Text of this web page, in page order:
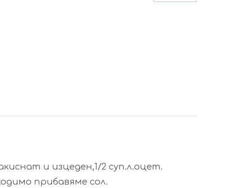
и изцеден,1/2 суп.л.оцет.
прибавяме сол.